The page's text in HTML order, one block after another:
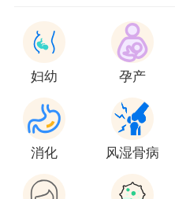
妇幼 孕产
消化 风湿骨病